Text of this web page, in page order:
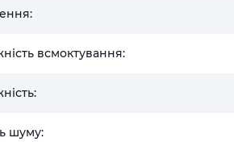
всмоктування:
шуму: